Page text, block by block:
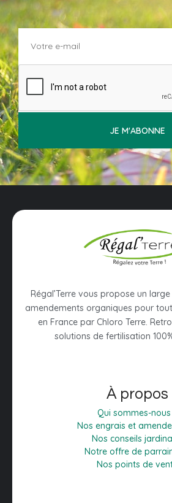
JE M'ABONNE
Régal’Terre vous propose un
amendements organiques pour
en France par Chloro Terre.
solutions de fertilisation
À propos
Qui sommes-nous
Nos engrais et
Nos conseils
Notre offre de
Nos points de